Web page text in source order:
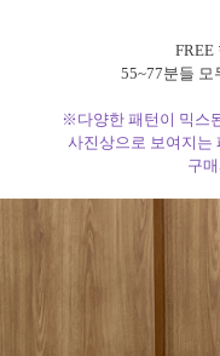
FREE
55~77분들 모
※다양한 패턴이 믹스
사진상으로 보여지는
구